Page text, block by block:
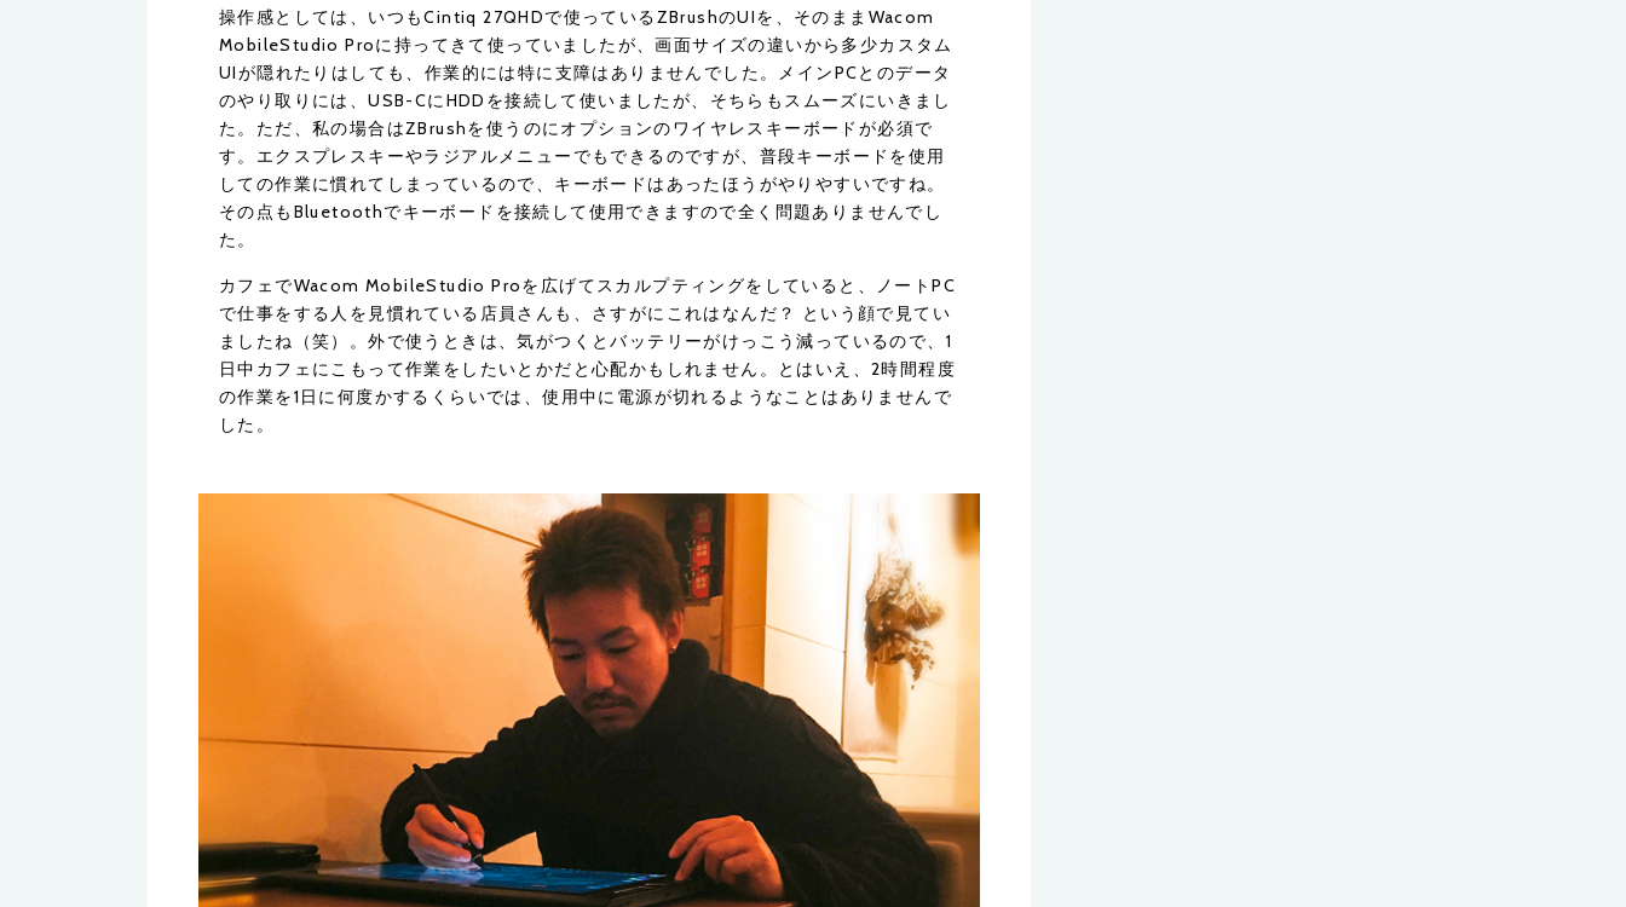
操作感としては、いつもCintiq 27QHDで使っているZBrushのUIを、そのままWacom
MobileStudio Proに持ってきて使っていましたが、画面サイズの違いから多少カスタム
UIが隠れたりはしても、作業的には特に支障はありませんでした。メインPCとのデータ
のやり取りには、USB-CにHDDを接続して使いましたが、そちらもスムーズにいきまし
た。ただ、私の場合はZBrushを使うのにオプションのワイヤレスキーボードが必須で
す。エクスプレスキーやラジアルメニューでもできるのですが、普段キーボードを使用
しての作業に慣れてしまっているので、キーボードはあったほうがやりやすいですね。
その点もBluetoothでキーボードを接続して使用できますので全く問題ありませんでし
た。
カフェでWacom MobileStudio Proを広げてスカルプティングをしていると、ノートPC
で仕事をする人を見慣れている店員さんも、さすがにこれはなんだ？ という顔で見てい
ましたね（笑）。外で使うときは、気がつくとバッテリーがけっこう減っているので、1
日中カフェにこもって作業をしたいとかだと心配かもしれません。とはいえ、2時間程度
の作業を1日に何度かするくらいでは、使用中に電源が切れるようなことはありませんで
した。